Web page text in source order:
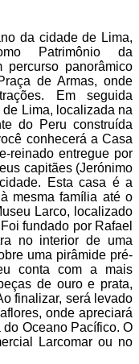
da cidade de Lima,
Patrimônio da
panorâmico
de Armas, onde
Em seguida
Lima, localizada na
do Peru construída
conhecerá a Casa
reinado entregue por
capitães (Jerónimo
Esta casa é a
mesma família até o
Larco, localizado
fundado por Rafael
no interior de uma
uma pirâmide pré-
conta com a mais
de ouro e prata,
finalizar, será levado
onde apreciará
Oceano Pacífico. O
Larcomar ou no